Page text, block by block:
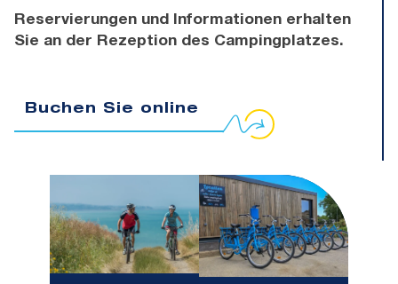
Reservierungen und Informationen erhalten
Sie an der Rezeption des Campingplatzes.
Buchen Sie online